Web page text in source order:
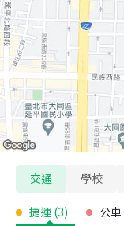
交通 學校
捷運 (3) 公車